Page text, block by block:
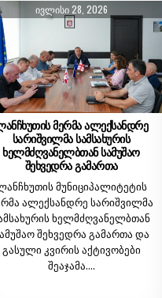
ᲘᲕᲚᲘᲡᲘ 28, 2026
მერმა ალექსანდრე
სარიშვილმა სამსახურის
ხელმძღვანელბთან სამუშაო
შეხვედრა გამართა
მუნიციპალიტეტის
ალექსანდრე სარიშვილმა
ხელმძღვანელბთან
შეხვედრა გამართა და
გასული კვირის აქტივობები
შეაჯამა….